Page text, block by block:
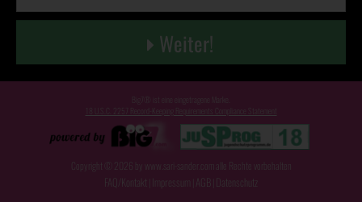
Weiter!
Big7® ist eine eingetragene Marke.
18 U.S.C. 2257 Record-Keeping Requirements Compliance Statement
Copyright © 2026 by www.sari-sander.com alle Rechte vorbehalten
FAQ/Kontakt Impressum AGB Datenschutz